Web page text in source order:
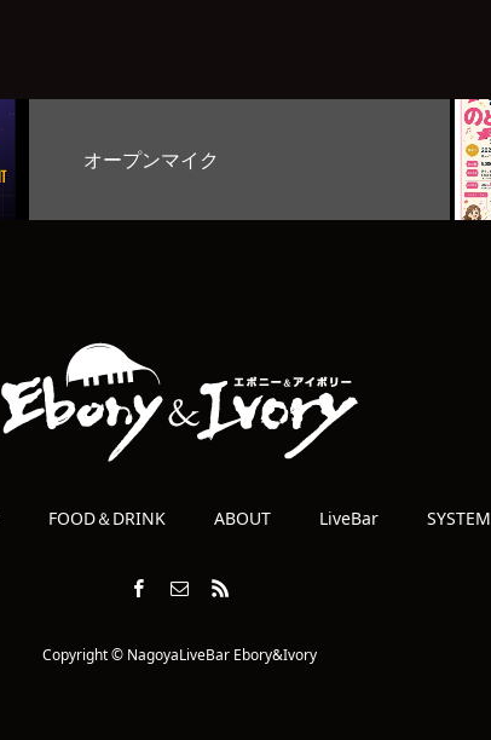
FOOD＆DRINK ABOUT LiveBar SYSTEM
Copyright © NagoyaLiveBar Ebory&Ivory